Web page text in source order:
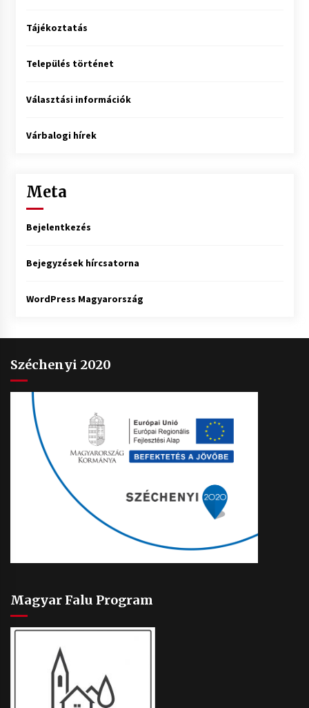
Tájékoztatás
Település történet
Választási információk
Várbalogi hírek
Meta
Bejelentkezés
Bejegyzések hírcsatorna
WordPress Magyarország
Széchenyi 2020
Magyar Falu Program